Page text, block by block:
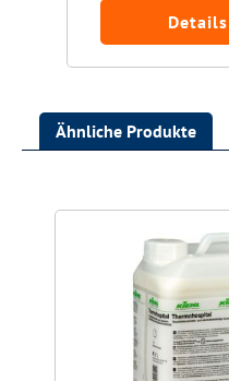
Details
Ähnliche Produkte